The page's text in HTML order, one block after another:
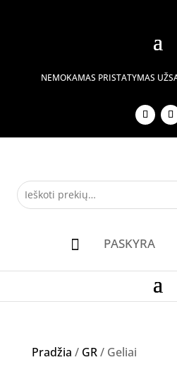
NEMOKAMAS PRISTATYMAS
 PASKYRA
Pradžia / GR/ Geliai